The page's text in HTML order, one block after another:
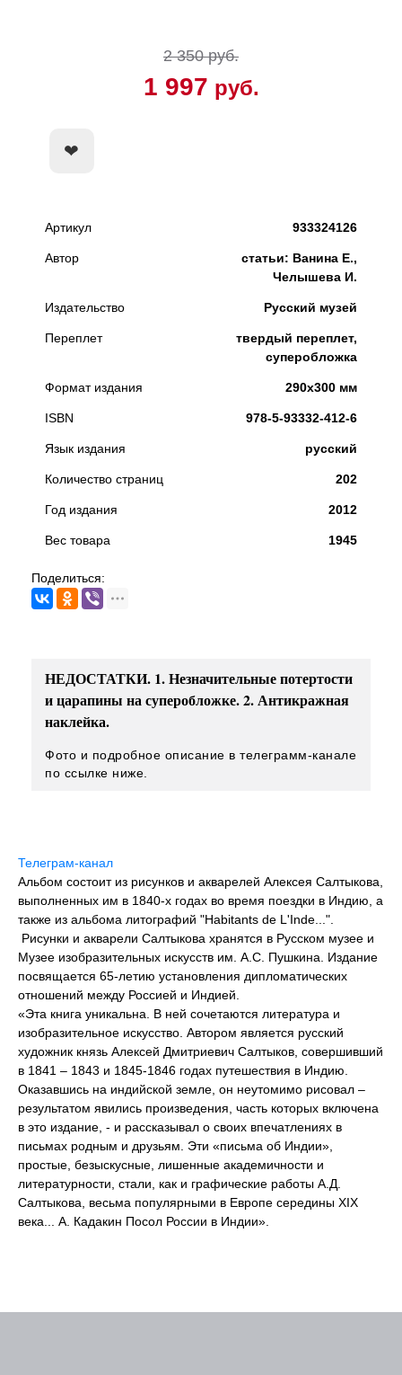
2 350 руб.
1 997 руб.
Артикул 933324126
Автор
статьи: Ванина Е.,
Челышева И.
Издательство Русский музей
Переплет
твердый переплет,
суперобложка
Формат издания 290х300 мм
ISBN 978-5-93332-412-6
Язык издания русский
Количество страниц 202
Год издания 2012
Вес товара 1945
Поделиться:
НЕДОСТАТКИ. 1. Незначительные потертости
и царапины на суперобложке. 2. Антикражная
наклейка.
Фото и подробное описание в телеграмм-канале
по ссылке ниже.
Телеграм-канал
Альбом состоит из рисунков и акварелей Алексея Салтыкова,
выполненных им в 1840-х годах во время поездки в Индию, а
также из альбома литографий "Habitants de L'Inde...".
Рисунки и акварели Салтыкова хранятся в Русском музее и
Музее изобразительных искусств им. А.С. Пушкина. Издание
посвящается 65-летию установления дипломатических
отношений между Россией и Индией.
«Эта книга уникальна. В ней сочетаются литература и
изобразительное искусство. Автором является русский
художник князь Алексей Дмитриевич Салтыков, совершивший
в 1841 – 1843 и 1845-1846 годах путешествия в Индию.
Оказавшись на индийской земле, он неутомимо рисовал –
результатом явились произведения, часть которых включена
в это издание, - и рассказывал о своих впечатлениях в
письмах родным и друзьям. Эти «письма об Индии»,
простые, безыскусные, лишенные академичности и
литературности, стали, как и графические работы А.Д.
Салтыкова, весьма популярными в Европе середины XIX
века... А. Кадакин Посол России в Индии».